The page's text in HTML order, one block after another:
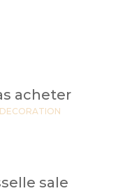
acheter
sale